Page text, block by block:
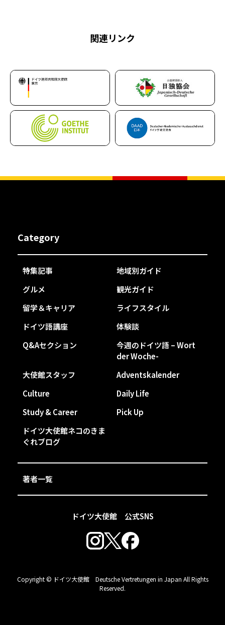
関連リンク
ドイツ大使館 公式SNS
Category
特集記事
地域別ガイド
グルメ
観光ガイド
留学＆キャリア
ライフスタイル
ドイツ語講座
体験談
Q&Aセクション
今週のドイツ語 – Wort
der Woche-
大使館スタッフ
Adventskalender
Culture
Daily Life
Study & Career
Pick Up
ドイツ大使館ネコのきま
ぐれブログ
著者一覧
Copyright © ドイツ大使館 Deutsche Vertretungen in Japan All Rights
Reserved.